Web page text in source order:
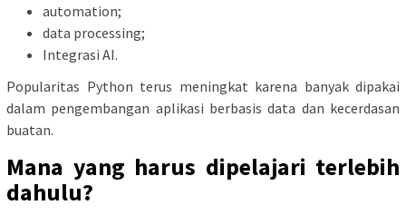
automation;
data processing;
Integrasi AI.
Popularitas Python terus meningkat karena banyak dipakai
dalam pengembangan aplikasi berbasis data dan kecerdasan
buatan.
Mana yang harus dipelajari terlebih
dahulu?